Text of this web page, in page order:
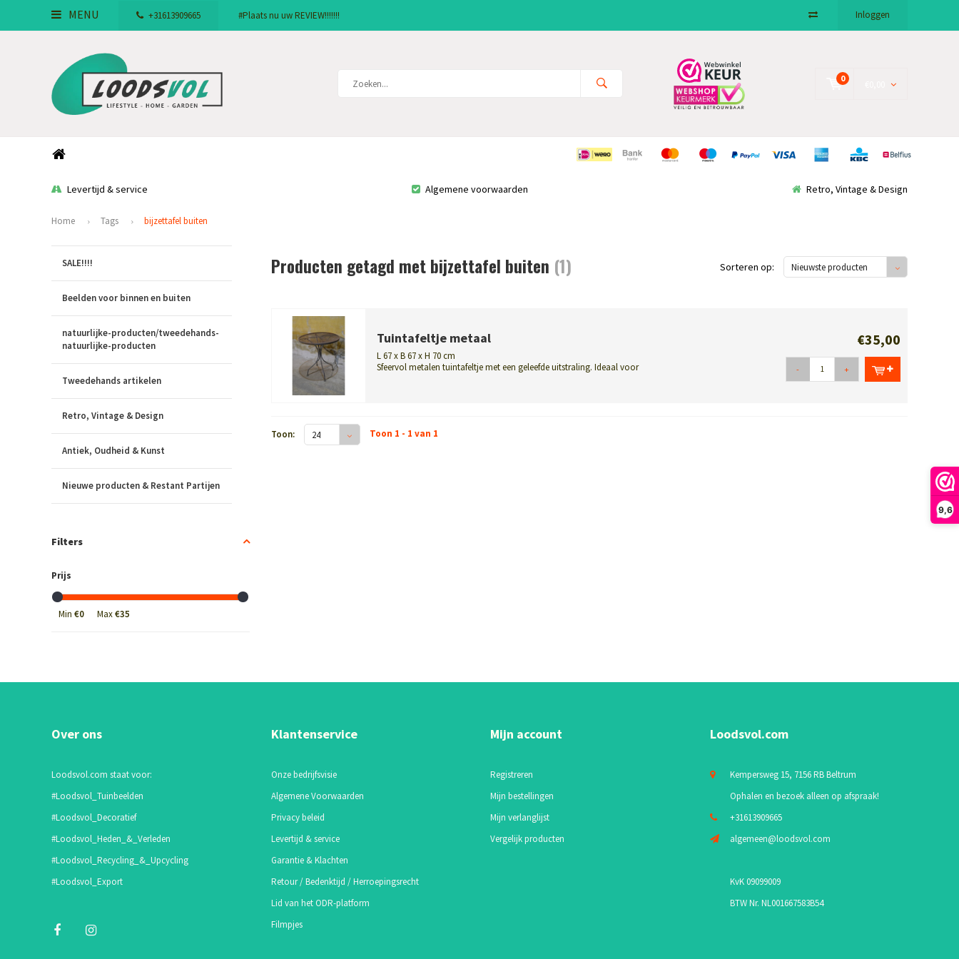
9,6
MENU +31613909665 #Plaats nu uw REVIEW!!!!!!! Inloggen
0
Levertijd & service Algemene voorwaarden Retro, Vintage & Design
Home Tags bijzettafel buiten
SALE!!!!
Beelden voor binnen en buiten
natuurlijke-producten/tweedehands-
natuurlijke-producten
Tweedehands artikelen
Retro, Vintage & Design
Antiek, Oudheid & Kunst
Nieuwe producten & Restant Partijen
Filters
Prijs
Min €0 Max€35
Producten getagd met bijzettafel buiten (1) Sorteren op: Nieuwste producten
Tuintafeltje metaal
L 67 x B 67 x H 70 cm
Sfeervol metalen tuintafeltje met een geleefde uitstraling. Ideaal voor
€35,00
- +
Toon: 24 Toon 1 - 1 van 1
Over ons
Loodsvol.com staat voor:
#Loodsvol_Tuinbeelden
#Loodsvol_Decoratief
#Loodsvol_Heden_&_Verleden
#Loodsvol_Recycling_&_Upcycling
#Loodsvol_Export
Klantenservice
Onze bedrijfsvisie
Algemene Voorwaarden
Privacy beleid
Levertijd & service
Garantie & Klachten
Retour / Bedenktijd / Herroepingsrecht
Lid van het ODR-platform
Filmpjes
Mijn account
Registreren
Mijn bestellingen
Mijn verlanglijst
Vergelijk producten
Loodsvol.com
Kempersweg 15, 7156 RB Beltrum
Ophalen en bezoek alleen op afspraak!
+31613909665
algemeen@loodsvol.com
KvK 09099009
BTW Nr. NL001667583B54